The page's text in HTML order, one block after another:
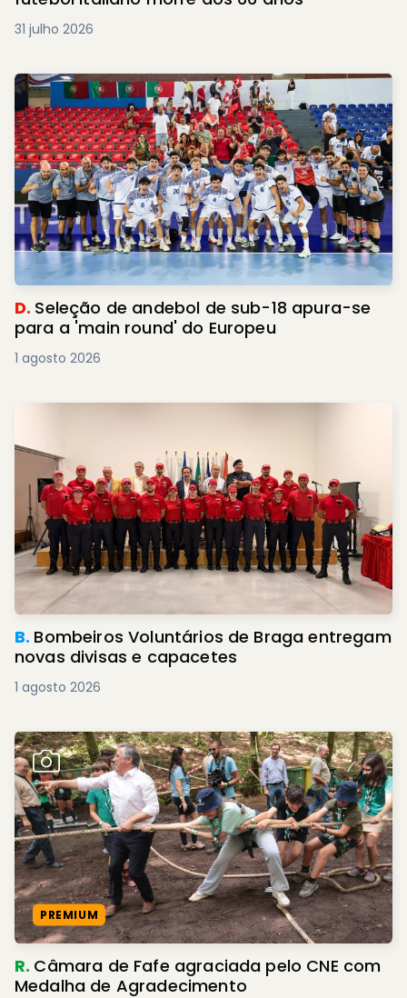
31 julho 2026
D. Seleção de andebol de sub-18 apura-se
para a 'main round' do Europeu
1 agosto 2026
B. Bombeiros Voluntários de Braga entregam
novas divisas e capacetes
1 agosto 2026
PREMIUM
R. Câmara de Fafe agraciada pelo CNE com
Medalha de Agradecimento